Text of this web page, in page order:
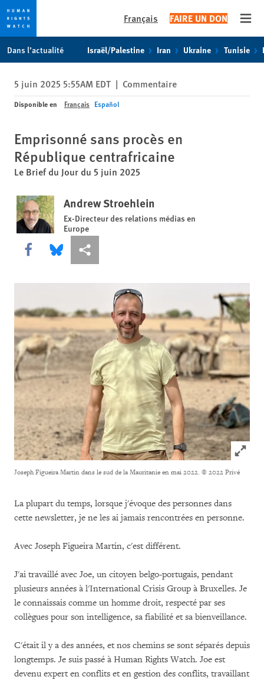
to
privacy
notice
to
content
Français FAIRE UN DON
Dans l’actualité Israël/Palestine Iran Ukraine Tunisie
5 juin 2025 5:55AM EDT | Commentaire
Disponible en Français Español
Emprisonné sans procès en
République centrafricaine
Le Brief du Jour du 5 juin 2025
Andrew Stroehlein
Ex-Directeur des relations médias en
Europe
Share this via Facebook
Share this via Bluesky
Share this via Partagez
Click to
Joseph Figueira Martin dans le sud de la Mauritanie en mai 2022. © 2022 Privé
La plupart du temps, lorsque j'évoque des personnes dans
cette newsletter, je ne les ai jamais rencontrées en personne.
Avec Joseph Figueira Martin, c'est différent.
J'ai travaillé avec Joe, un citoyen belgo-portugais, pendant
plusieurs années à l'International Crisis Group à Bruxelles. Je
le connaissais comme un homme droit, respecté par ses
collègues pour son intelligence, sa fiabilité et sa bienveillance.
C'était il y a des années, et nos chemins se sont séparés depuis
longtemps. Je suis passé à Human Rights Watch. Joe est
devenu expert en conflits et en gestion des conflits, travaillant